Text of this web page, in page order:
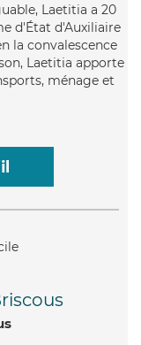
Laetitia a 20
d'État d'Auxiliaire
la convalescence
Laetitia apporte
ménage et